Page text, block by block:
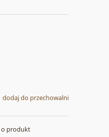
dodaj do przechowalni
o produkt